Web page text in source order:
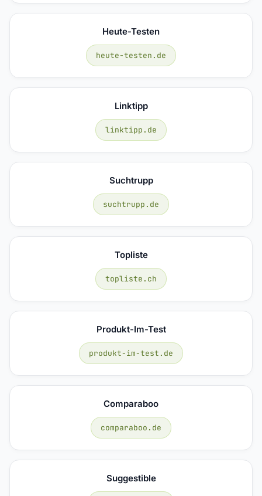
Heute-Testen
heute-testen.de
Linktipp
linktipp.de
Suchtrupp
suchtrupp.de
Topliste
topliste.ch
Produkt-Im-Test
produkt-im-test.de
Comparaboo
comparaboo.de
Suggestible